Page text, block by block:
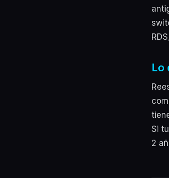
Lo
Si
2